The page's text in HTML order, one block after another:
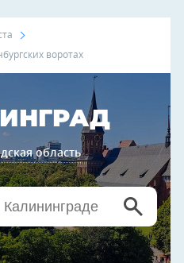
воротах
область